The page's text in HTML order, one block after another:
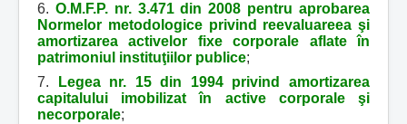
6. O.M.F.P. nr. 3.471 din 2008 pentru aprobarea
Normelor metodologice privind reevaluareea şi
amortizarea activelor fixe corporale aflate în
patrimoniul instituţiilor publice;
7.
Legea nr. 15 din 1994 privind amortizarea
capitalului imobilizat în active corporale şi
necorporale;